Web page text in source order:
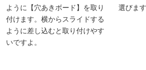
ように【穴あきボード】を取り
付けます。横からスライドする
ように差し込むと取り付けやす
いですよ。
選びま